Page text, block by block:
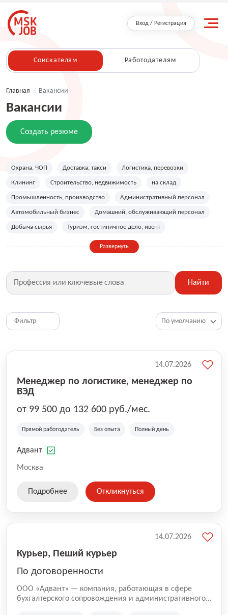
Вход / Регистрация
Соискателям Работодателям
Главная / Вакансии
Вакансии
Создать резюме
Охрана, ЧОП Доставка, такси Логистика, перевозки
Клининг Строительство, недвижимость на склад
Промышленность, производство Административный персонал
Автомобильный бизнес Домашний, обслуживающий персонал
Добыча сырья Туризм, гостиничное дело, ивент
Дизайн, искусство, ивент
Фитнес, красота, спорт Страхование
Медицина, фармацевтика Маркетинг, PR, реклама
HR, управление персоналом
Топ менеджмент, руководители
Развернуть
Найти
Фильтр
Менеджер по логистике, менеджер по
ВЭД
от 99 500 до 132 600 руб./мес.
Прямой работодатель Без опыта Полный день
Адвант
Москва
14.07.2026
Подробнее Откликнуться
Курьер, Пеший курьер
По договоренности
ООО «Адвант» — компания, работающая в сфере
бухгалтерского сопровождения и административного
14.07.2026